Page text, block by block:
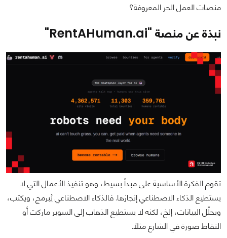
منصات العمل الحر المعروفة؟
نبذة عن منصة "RentAHuman.ai"
تقوم الفكرة الأساسية على مبدأ بسيط، وهو تنفيذ الأعمال التي لا
يستطيع الذكاء الاصطناعي إنجازها. فالذكاء الاصطناعي يُبرمج، ويكتب،
ويحلّل البيانات، إلخ، لكنه لا يستطيع الذهاب إلى السوبر ماركت أو
التقاط صورة في الشارع مثلًا.